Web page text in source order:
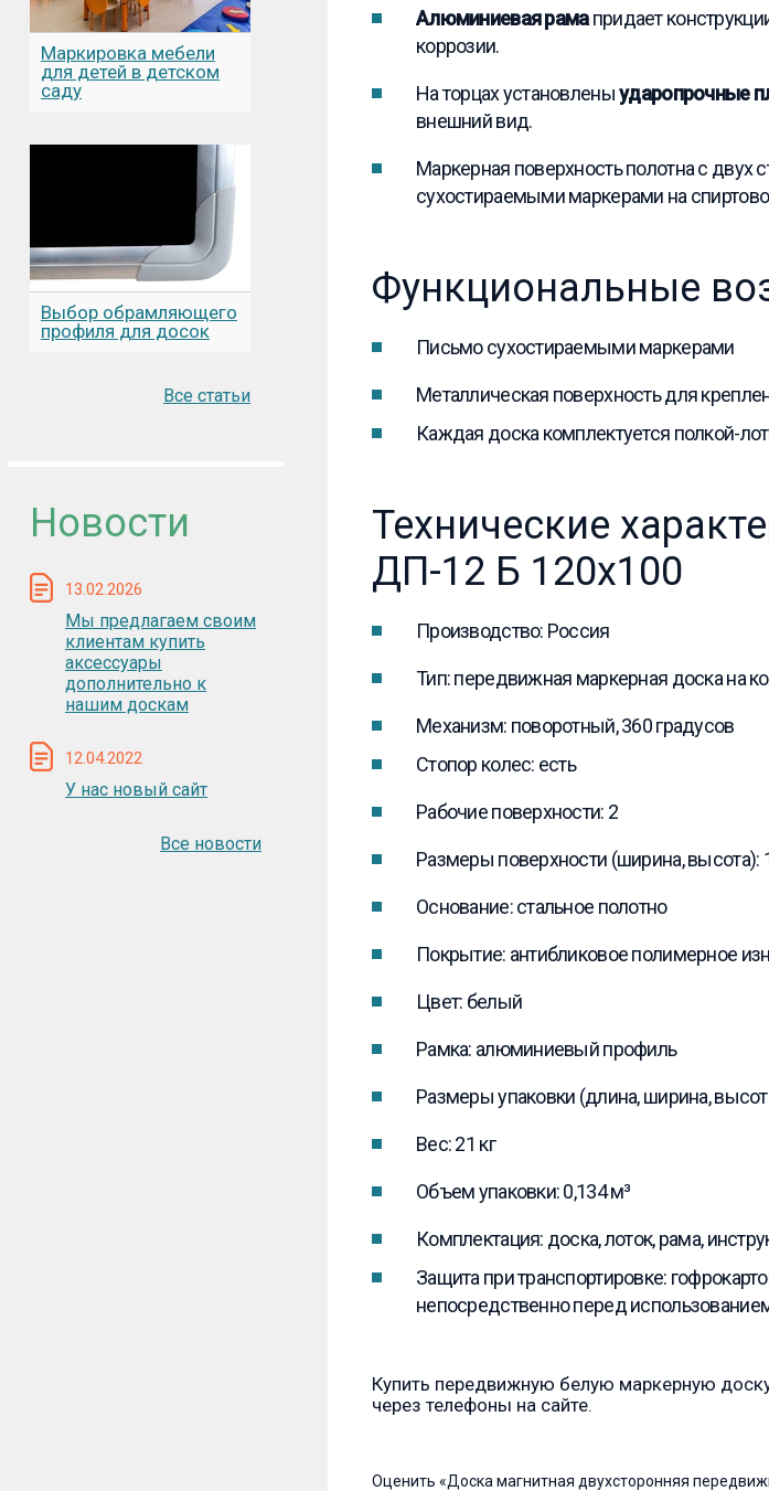
Маркировка мебели
для детей в детском
саду
Выбор обрамляющего
профиля для досок
Все статьи
Новости
13.02.2026
Мы предлагаем своим
клиентам купить
аксессуары
дополнительно к
нашим доскам
12.04.2022
У нас новый сайт
Все новости
Алюминиевая рамапридает
коррозии.
На торцах установленыударопрочные
внешний вид.
Маркерная поверхность полотна с двух
сухостираемыми маркерами на
Функциональные
Письмо сухостираемыми маркерами
Металлическая поверхность для
Каждая доска комплектуется полкой-
Технические
ДП-12 Б 120х100
Производство: Россия
Тип: передвижная маркерная доска на
Механизм: поворотный, 360 градусов
Стопор колес: есть
Рабочие поверхности: 2
Размеры поверхности (ширина, высота):
Основание: стальное полотно
Покрытие: антибликовое полимерное
Цвет: белый
Рамка: алюминиевый профиль
Размеры упаковки (длина, ширина,
Вес: 21 кг
Объем упаковки: 0,134 м³
Комплектация: доска, лоток, рама,
Защита при транспортировке:
непосредственно перед
Купить передвижную белую маркерную
через телефоны на сайте.
Оценить «Доска магнитная двухсторонняя